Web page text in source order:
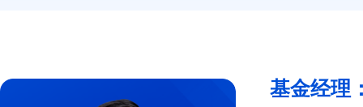
基金经理